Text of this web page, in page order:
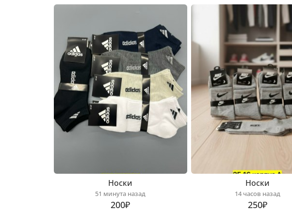
Носки
51 минута назад
200₽
Носки
14 часов назад
250₽